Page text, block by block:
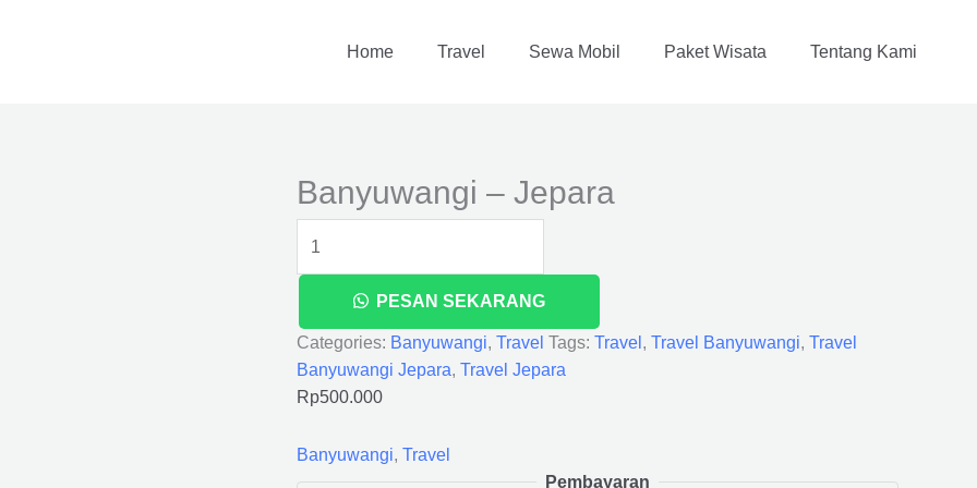
Home Travel Sewa Mobil Paket Wisata Tentang Kami
Banyuwangi – Jepara
PESAN SEKARANG
Categories: Banyuwangi, Travel Tags: Travel , Travel Banyuwangi, Travel
Banyuwangi Jepara, Travel Jepara
Rp500.000
Banyuwangi, Travel
Pembayaran